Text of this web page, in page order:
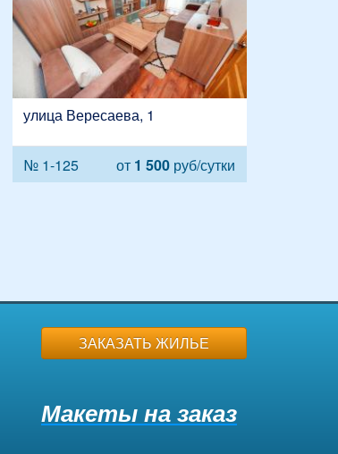
улица Вересаева, 1
№ 1-125 от 1 500 руб/сутки
ЗАКАЗАТЬ ЖИЛЬЕ
Макеты на заказ